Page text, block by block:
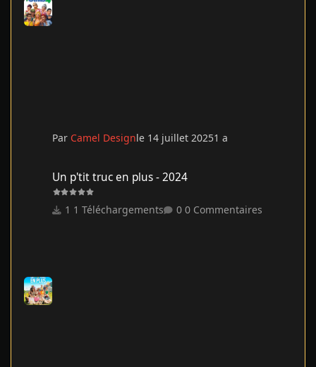
Par Camel Designle 14 juillet 20251 a
Un p'tit truc en plus - 2024
1 Téléchargements 0 Commentaires